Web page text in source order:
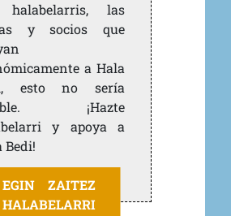
halabelarris, las
y socios que
a Hala
esto no sería
¡Hazte
y apoya a
Bedi!
EGIN ZAITEZ
HALABELARRI